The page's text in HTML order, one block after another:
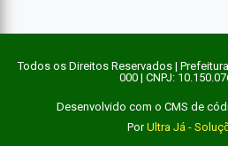
Todos os Direitos Reservados |
000 | CNPJ:
Desenvolvido com o CMS de
PorUltra Já -